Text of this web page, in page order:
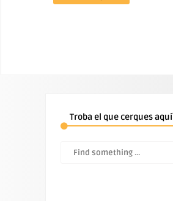
Troba el que cerques aquí